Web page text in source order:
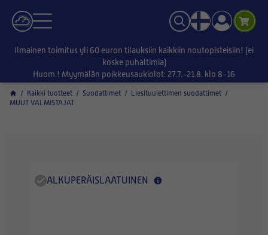
Ilmainen toimitus yli 60 euron tilauksiin kaikkiin noutopisteisiin! (ei
koske puhaltimia)
Huom.! Myymälän poikkeusaukiolot: 27.7.-21.8. klo 8-16
/ Kaikki tuotteet / Suodattimet / Liesituulettimen suodattimet /
MUUT VALMISTAJAT
ALKUPERÄISLAATUINEN